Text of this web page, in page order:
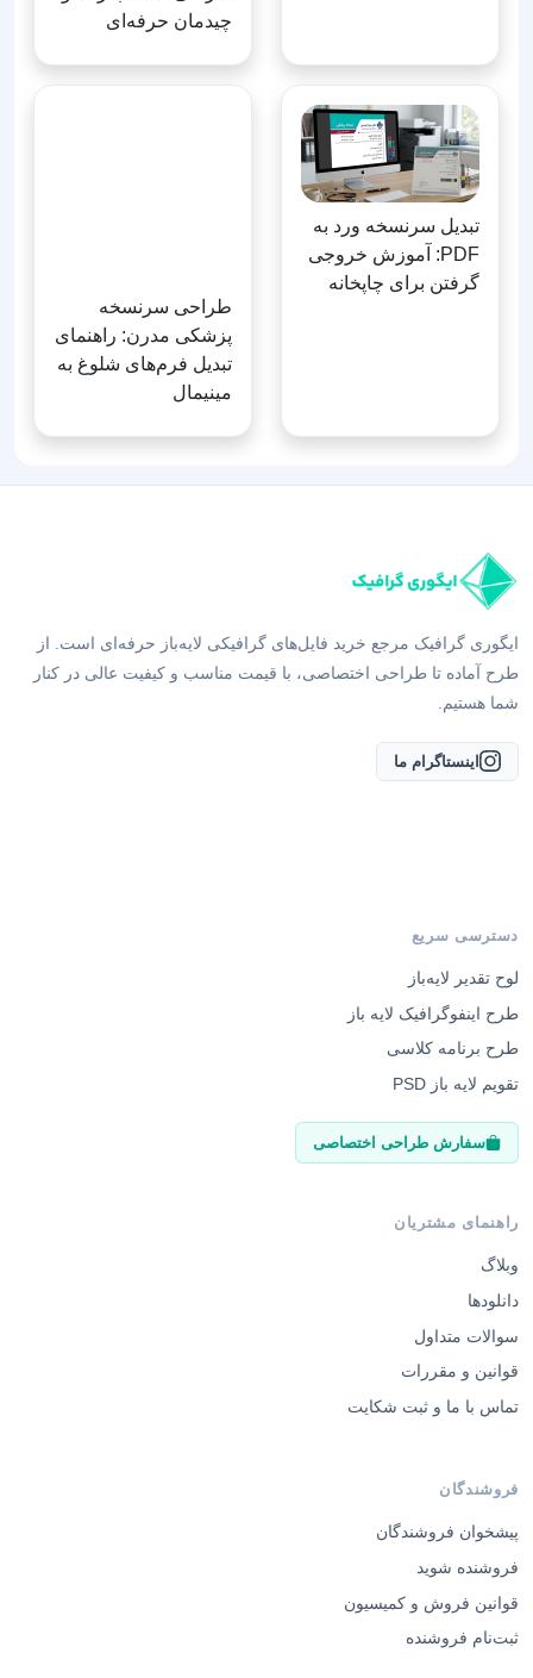
تبدیل سرنسخه ورد به
PDF: آموزش خروجی
گرفتن برای چاپخانه
اینستاگرام ما
دسترسی سریع
سفارش طراحی اختصاصی
راهنمای مشتریان
دانلودها
فروشندگان
پیشخوان فروشندگان
فروشنده شوید
ثبت‌نام فروشنده
© 2026 ایگوری گرافیک — تمامی حقوق محفوظ است.
درباره ما·تماس با ما·طراحی اختصاصی